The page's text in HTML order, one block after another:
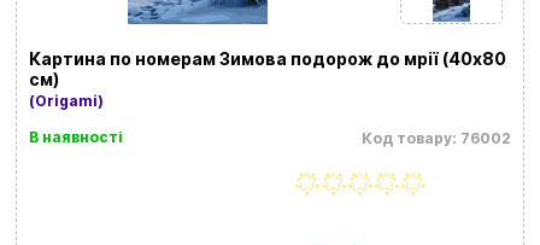
Картина по номерам Зимова подорож до мрії (40х80
см)
(Origami)
Код товару: 76002
В наявності